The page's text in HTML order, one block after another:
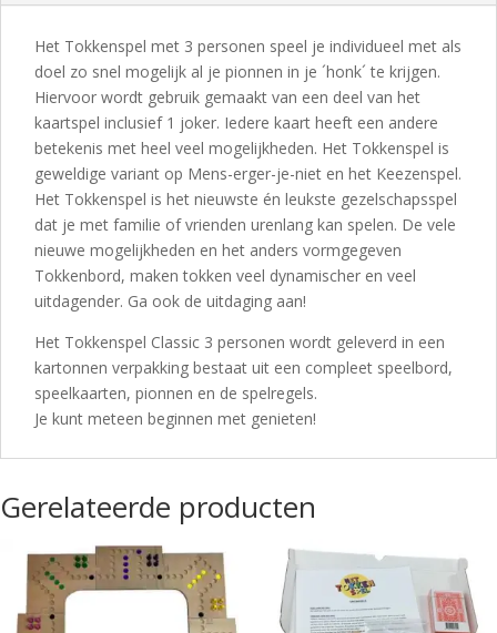
Het Tokkenspel met 3 personen speel je individueel met als
doel zo snel mogelijk al je pionnen in je ´honk´ te krijgen.
Hiervoor wordt gebruik gemaakt van een deel van het
kaartspel inclusief 1 joker. Iedere kaart heeft een andere
betekenis met heel veel mogelijkheden. Het Tokkenspel is
geweldige variant op Mens-erger-je-niet en het Keezenspel.
Het Tokkenspel is het nieuwste én leukste gezelschapsspel
dat je met familie of vrienden urenlang kan spelen. De vele
nieuwe mogelijkheden en het anders vormgegeven
Tokkenbord, maken tokken veel dynamischer en veel
uitdagender. Ga ook de uitdaging aan!
Het Tokkenspel Classic 3 personen wordt geleverd in een
kartonnen verpakking bestaat uit een compleet speelbord,
speelkaarten, pionnen en de spelregels.
Je kunt meteen beginnen met genieten!
Gerelateerde producten